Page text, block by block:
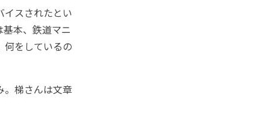
スされたとい
本、鉄道マニ
何をしているの
。梯さんは文章